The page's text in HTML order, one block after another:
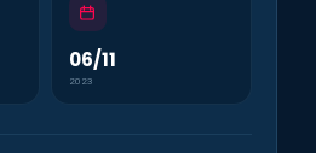
06/11
2023